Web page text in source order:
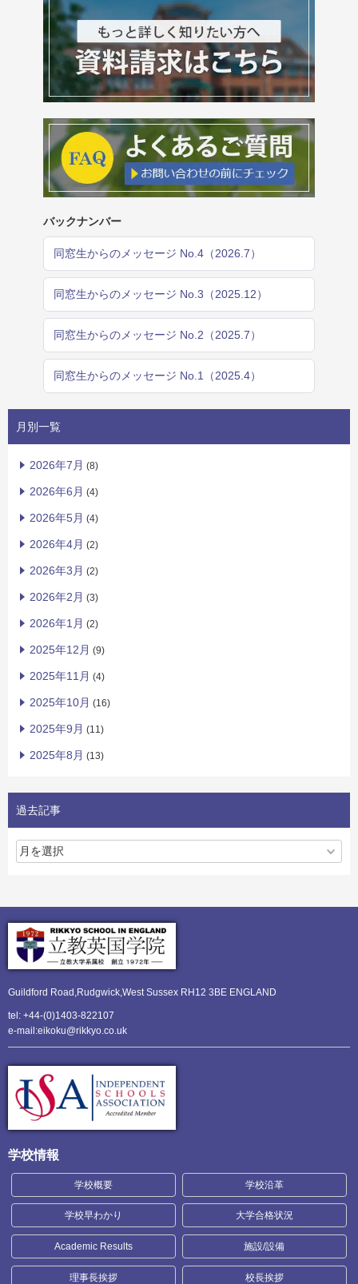
バックナンバー
同窓生からのメッセージ No.4（2026.7）
同窓生からのメッセージ No.3（2025.12）
同窓生からのメッセージ No.2（2025.7）
同窓生からのメッセージ No.1（2025.4）
月別一覧
2026年7月 (8)
2026年6月 (4)
2026年5月 (4)
2026年4月 (2)
2026年3月 (2)
2026年2月 (3)
2026年1月 (2)
2025年12月 (9)
2025年11月 (4)
2025年10月 (16)
2025年9月 (11)
2025年8月 (13)
過去記事
Guildford Road,Rudgwick,West Sussex RH12 3BE ENGLAND
tel: +44-(0)1403-822107
e-mail:eikoku@rikkyo.co.uk
学校情報
学校概要 学校沿革
学校早わかり 大学合格状況
Academic Results 施設/設備
理事長挨拶 校長挨拶